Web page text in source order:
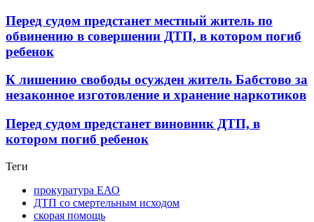
Перед судом предстанет местный житель по
обвинению в совершении ДТП, в котором погиб
ребенок
К лишению свободы осужден житель Бабстово за
незаконное изготовление и хранение наркотиков
Перед судом предстанет виновник ДТП, в
котором погиб ребенок
Теги
прокуратура ЕАО
ДТП со смертельным исходом
скорая помощь